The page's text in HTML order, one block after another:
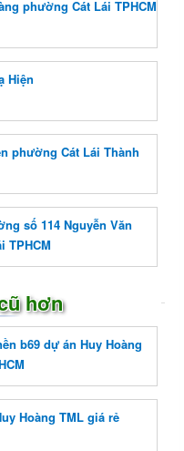
phường Cát Lái TPHCM
Hiện
phường Cát Lái Thành
số 114 Nguyễn Văn
TPHCM
hơn
b69 dự án Huy Hoàng
Hoàng TML giá rẻ